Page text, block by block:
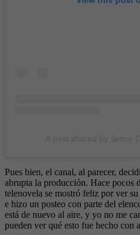
Pues bien, el canal, al parecer,
abrupta la producción. Hace pocos
telenovela se mostró feliz por ver
e hizo un posteo con parte del
está de nuevo al aire, y yo no me
pueden ver qué esto fue hecho con